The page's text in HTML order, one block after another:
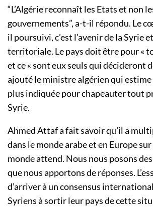
“L’Algérie reconnaît les Etats et non
gouvernements”, a-t-il répondu. Le
il poursuivi, c’est l’avenir de la Syrie
territoriale. Le pays doit être pour «
et ce « sont eux seuls qui décideront
ajouté le ministre algérien qui estime
plus indiquée pour chapeauter tout
Syrie.
Ahmed Attaf a fait savoir qu’il a
dans le monde arabe et en Europe
monde attend. Nous nous posons
que nous apportons de réponses.
d’arriver à un consensus
Syriens à sortir leur pays de cette